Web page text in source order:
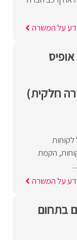
על המשרה
חלקית)
לקוחות
הקמת
על המשרה
בתחום